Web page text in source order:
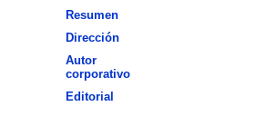
Resumen
Dirección
Autor
corporativo
Editorial